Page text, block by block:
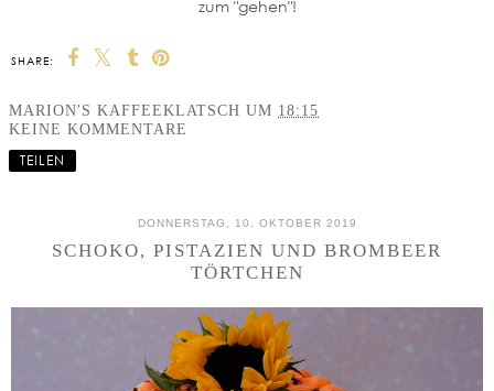
zum "gehen"!
SHARE:
MARION'S KAFFEEKLATSCH UM 18:15
KEINE KOMMENTARE
TEILEN
DONNERSTAG, 10. OKTOBER 2019
SCHOKO, PISTAZIEN UND BROMBEER
TÖRTCHEN